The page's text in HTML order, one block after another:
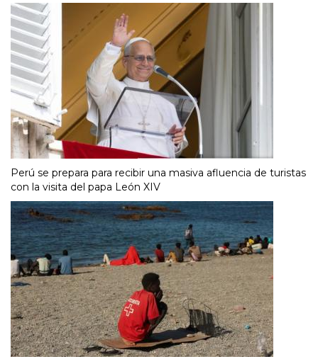
Perú se prepara para recibir una masiva afluencia de turistas
con la visita del papa León XIV